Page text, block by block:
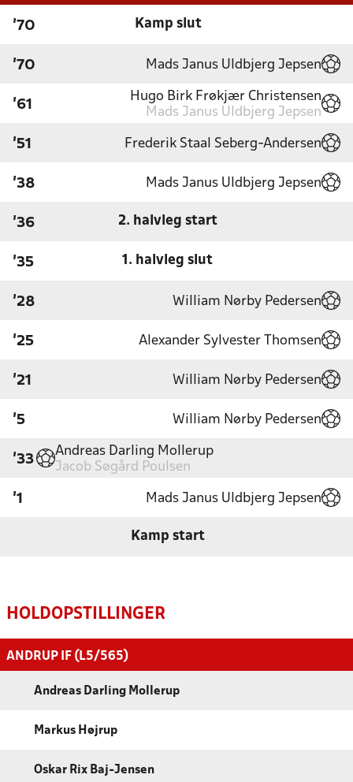
'70 Kamp slut
'70 Mads Janus Uldbjerg Jepsen
'61
Hugo Birk Frøkjær Christensen
Mads Janus Uldbjerg Jepsen
'51 Frederik Staal Seberg-Andersen
'38 Mads Janus Uldbjerg Jepsen
'36 2. halvleg start
'35 1. halvleg slut
'28 William Nørby Pedersen
'25 Alexander Sylvester Thomsen
'21 William Nørby Pedersen
'5 William Nørby Pedersen
'33
Andreas Darling Mollerup
Jacob Søgård Poulsen
'1 Mads Janus Uldbjerg Jepsen
Kamp start
HOLDOPSTILLINGER
ANDRUP IF (L5/565)
Andreas Darling Mollerup
Markus Højrup
Oskar Rix Baj-Jensen